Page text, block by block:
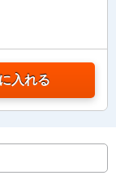
入れる